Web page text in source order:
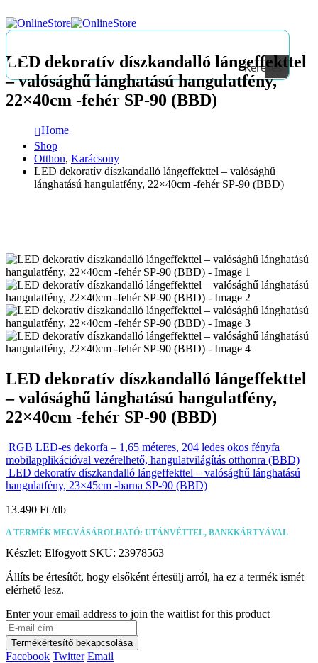
Keresés
LED dekoratív díszkandalló lángeffekttel
– valósághű lánghatású hangulatfény,
22×40cm -fehér SP-90 (BBD)
Home
Shop
Otthon, Karácsony
LED dekoratív díszkandalló lángeffekttel – valósághű
lánghatású hangulatfény, 22×40cm -fehér SP-90 (BBD)
LED dekoratív díszkandalló lángeffekttel
– valósághű lánghatású hangulatfény,
22×40cm -fehér SP-90 (BBD)
RGB LED-es dekorfa – 1,65 méteres, 204 ledes okos fényfa
mobilapplikációval vezérelhető, hangulatvilágítás otthonra (BBD)
LED dekoratív díszkandalló lángeffekttel – valósághű lánghatású
hangulatfény, 23×45cm -barna SP-90 (BBD)
13.490 Ft
A TERMÉK MEGVÁSÁROLHATÓ: UTÁNVÉTTEL, BANKKÁRTYÁVAL
Készlet: Elfogyott SKU: 23978563
Állíts be értesítőt, hogy elsőként értesülj arról, ha ez a termék ismét
elérhető lesz.
Enter your email address to join the waitlist for this product
Termékértesítő bekapcsolása
Facebook Twitter Email